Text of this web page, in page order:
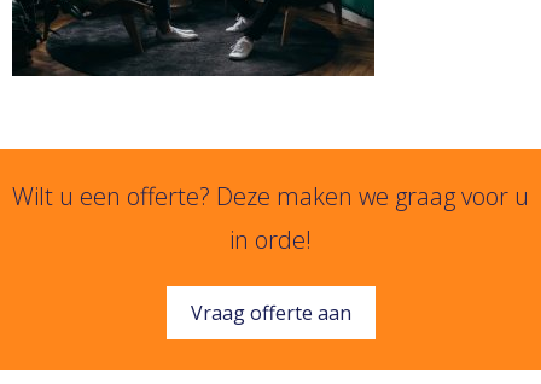
Wilt u een offerte? Deze maken we graag voor u
in orde!
Vraag offerte aan